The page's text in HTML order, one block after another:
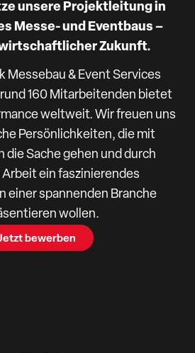
unsere Projektleitung in
Messe- und Eventbaus –
Zukunft.
Messebau & Event Services
160 Mitarbeitenden bietet
weltweit. Wir freuen uns
Persönlichkeiten, die mit
die Sache gehen und durch
ein faszinierendes
einer spannenden Branche
wollen.
bewerben